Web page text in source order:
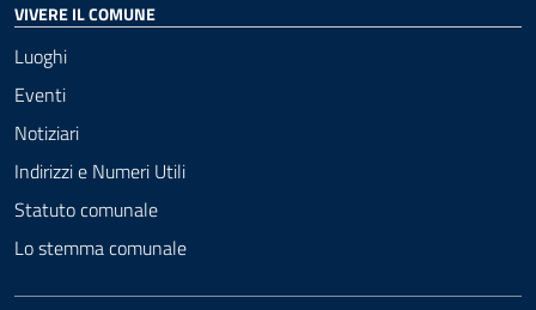
VIVERE IL COMUNE
Luoghi
Eventi
Notiziari
Indirizzi e Numeri Utili
Statuto comunale
Lo stemma comunale